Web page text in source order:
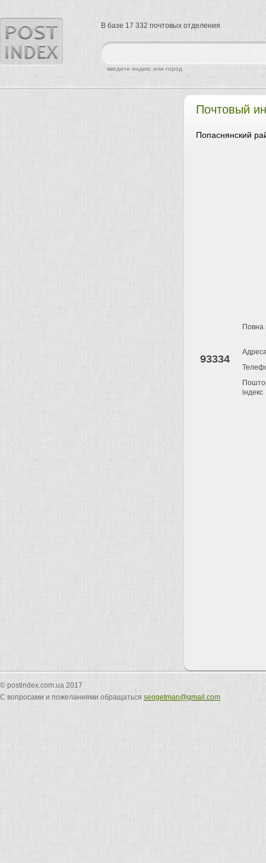
Почтовый
Попаснянский
93334
Повна
індекс
найти
введите индекс или город
В базе 17 332 почтовых отделения
© postindex.com.ua 2017
С вопросами и пожеланиями обращаться seogetman@gmail.com